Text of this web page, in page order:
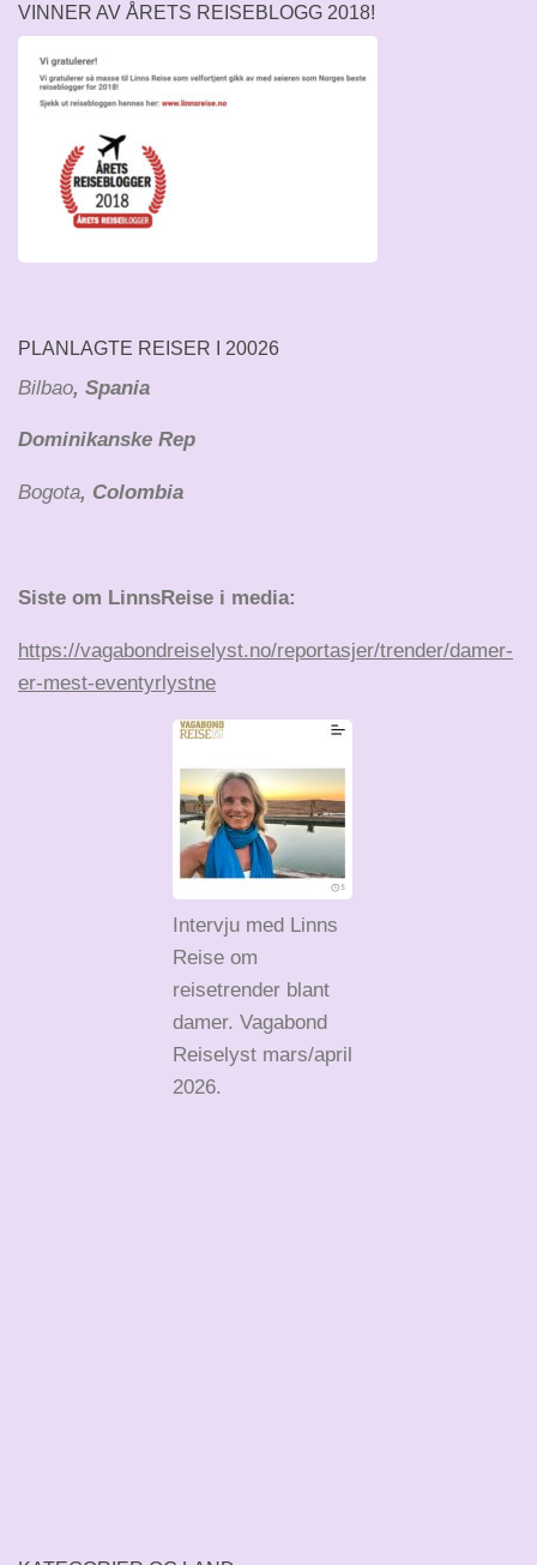
VINNER AV ÅRETS REISEBLOGG 2018!
PLANLAGTE REISER I 20026
Bilbao, Spania
Dominikanske Rep
Bogota, Colombia
Siste om LinnsReise i media:
https://vagabondreiselyst.no/reportasjer/trender/damer-
er-mest-eventyrlystne
Intervju med Linns
Reise om
reisetrender blant
damer. Vagabond
Reiselyst mars/april
2026.